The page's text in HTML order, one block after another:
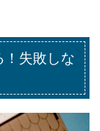
！失敗しな